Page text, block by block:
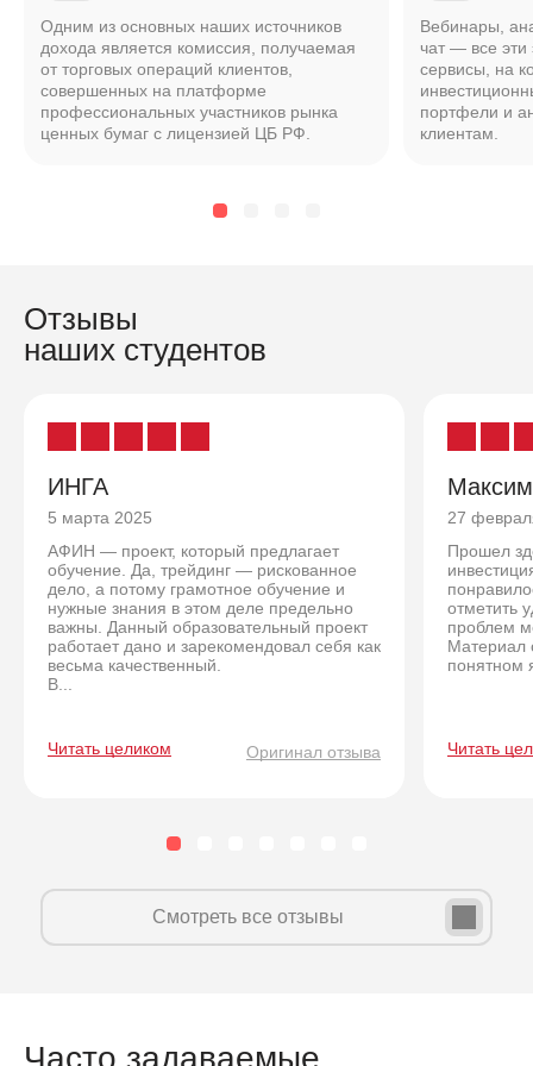
Одним из основных наших источников
дохода является комиссия, получаемая
от торговых операций клиентов,
совершенных на платформе
профессиональных участников рынка
ценных бумаг с лицензией ЦБ РФ.
Вебинары,
чат — все эти
сервисы, на
портфели и
клиентам.
Отзывы
наших студентов
ИНГА
5 марта 2025
АФИН — проект, который предлагает
обучение. Да, трейдинг — рискованное
дело, а потому грамотное обучение и
нужные знания в этом деле предельно
важны. Данный образовательный проект
работает дано и зарекомендовал себя как
весьма качественный.
В...
Читать целиком Оригинал отзыва
Максим
27
Прошел
отметить
проблем
Материал
понятном
Читать
Смотреть все отзывы